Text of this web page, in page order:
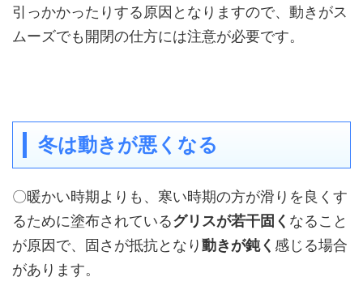
引っかかったりする原因となりますので、動きがス
ムーズでも開閉の仕方には注意が必要です。
冬は動きが悪くなる
〇暖かい時期よりも、寒い時期の方が滑りを良くす
るために塗布されているグリスが若干固く なること
が原因で、固さが抵抗となり動きが鈍く 感じる場合
があります。